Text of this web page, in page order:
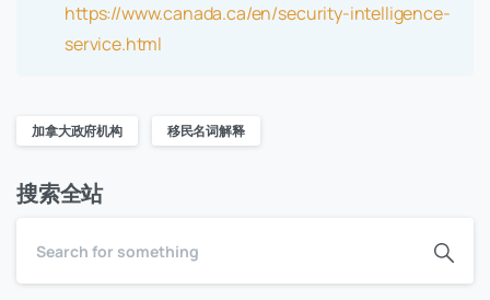
https://www.canada.ca/en/security-intelligence-
service.html
加拿大政府机构 移民名词解释
搜索全站